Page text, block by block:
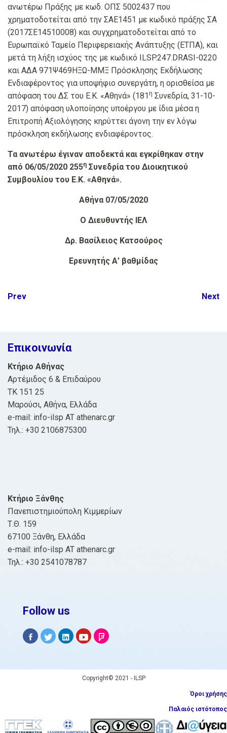
ανωτέρω Πράξης με κωδ. ΟΠΣ 5002437 που
χρηματοδοτείται από την ΣΑΕ1451 με κωδικό πράξης ΣΑ
(2017ΣΕ14510008) και συγχρηματοδοτείται από το
Ευρωπαϊκό Ταμείο Περιφερειακής Ανάπτυξης (ΕΤΠΑ), και
μετά τη λήξη ισχύος της με κωδικό ILSP.247.DRASI-0220
και ΑΔΑ 971Ψ469ΗΞΩ-ΜΜΞ Πρόσκλησης Εκδήλωσης
Ενδιαφέροντος για υποψήφιο συνεργάτη, η ορισθείσα με
απόφαση του ΔΣ του Ε.Κ. «Αθηνά» (181η Συνεδρία, 31-10-
2017) απόφαση υλοποίησης υποέργου με ίδια μέσα η
Επιτροπή Αξιολόγησης κηρύττει άγονη την εν λόγω
πρόσκληση εκδήλωσης ενδιαφέροντος.
Τα ανωτέρω έγιναν αποδεκτά και εγκρίθηκαν στην
από 06/05/2020 255η Συνεδρία του Διοικητικού
Συμβουλίου του Ε.Κ. «Αθηνά».
Αθήνα 07/05/2020
Ο Διευθυντής ΙΕΛ
Δρ. Βασίλειος Κατσούρος
Ερευνητής Α’ βαθμίδας
Post
Prev Next
Επικοινωνία
Κτήριο Αθήνας
Αρτέμιδος 6 & Επιδαύρου
ΤΚ 151 25
Μαρούσι, Αθήνα, Ελλάδα
e-mail: info-ilsp AT athenarc.gr
Τηλ.: +30 2106875300
Κτήριο Ξάνθης
Πανεπιστημιούπολη Κιμμερίων
Τ.Θ. 159
67100 Ξάνθη, Ελλάδα
e-mail: info-ilsp AT athenarc.gr
Τηλ.: +30 2541078787
Follow us
Copyright© 2021 - ILSP
Όροι χρήσης
Παλαιός ιστότοπος